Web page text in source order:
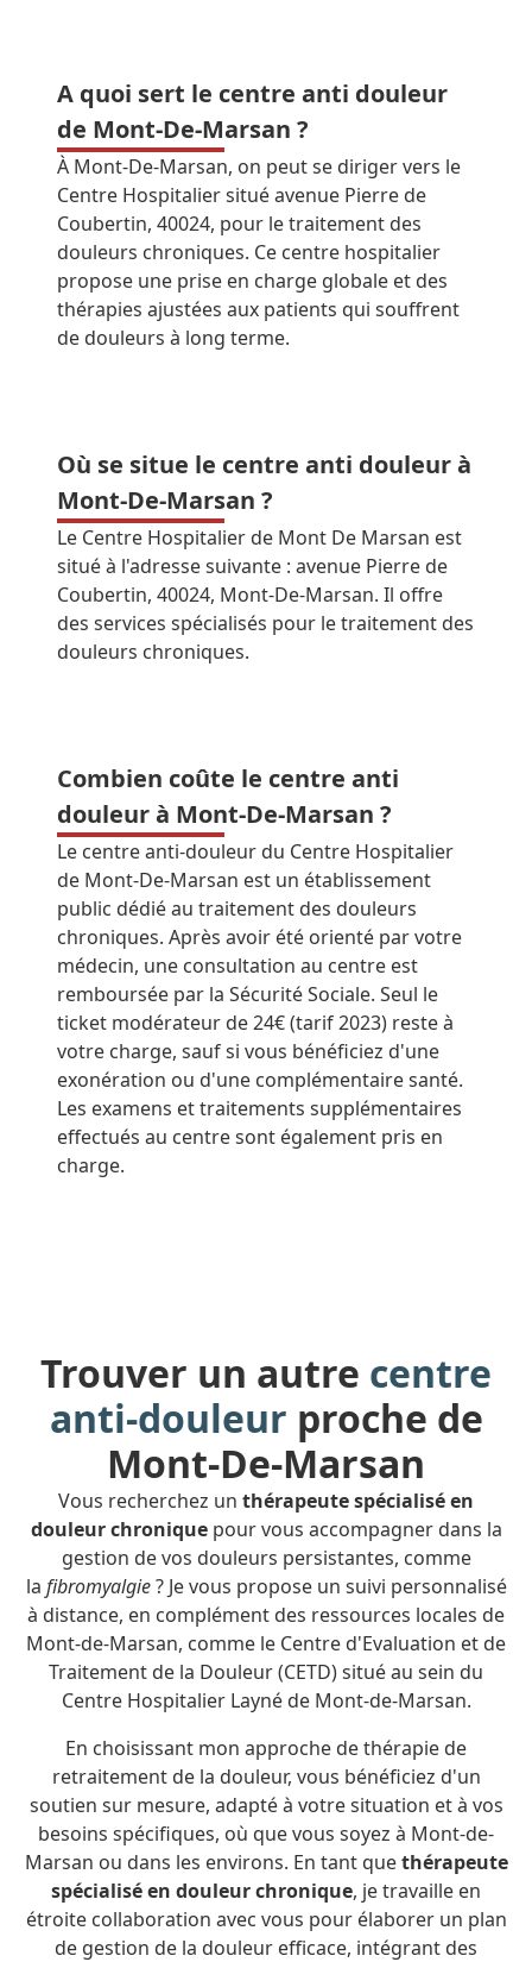
A quoi sert le centre anti douleur
de Mont-De-Marsan ?
À Mont-De-Marsan, on peut se diriger vers le
Centre Hospitalier situé avenue Pierre de
Coubertin, 40024, pour le traitement des
douleurs chroniques. Ce centre hospitalier
propose une prise en charge globale et des
thérapies ajustées aux patients qui souffrent
de douleurs à long terme.
Où se situe le centre anti douleur à
Mont-De-Marsan ?
Le Centre Hospitalier de Mont De Marsan est
situé à l'adresse suivante : avenue Pierre de
Coubertin, 40024, Mont-De-Marsan. Il offre
des services spécialisés pour le traitement des
douleurs chroniques.
Combien coûte le centre anti
douleur à Mont-De-Marsan ?
Le centre anti-douleur du Centre Hospitalier
de Mont-De-Marsan est un établissement
public dédié au traitement des douleurs
chroniques. Après avoir été orienté par votre
médecin, une consultation au centre est
remboursée par la Sécurité Sociale. Seul le
ticket modérateur de 24€ (tarif 2023) reste à
votre charge, sauf si vous bénéficiez d'une
exonération ou d'une complémentaire santé.
Les examens et traitements supplémentaires
effectués au centre sont également pris en
charge.
Trouver un autre centre
anti-douleur proche de
Mont-De-Marsan
Vous recherchez un thérapeute spécialisé en
douleur chroniquepour vous accompagner dans la
gestion de vos douleurs persistantes, comme
la fibromyalgie? Je vous propose un suivi personnalisé
à distance, en complément des ressources locales de
Mont-de-Marsan, comme le Centre d'Evaluation et de
Traitement de la Douleur (CETD) situé au sein du
Centre Hospitalier Layné de Mont-de-Marsan.
En choisissant mon approche de thérapie de
retraitement de la douleur, vous bénéficiez d'un
soutien sur mesure, adapté à votre situation et à vos
besoins spécifiques, où que vous soyez à Mont-de-
Marsan ou dans les environs. En tant quethérapeute
spécialisé en douleur chronique, je travaille en
étroite collaboration avec vous pour élaborer un plan
de gestion de la douleur efficace, intégrant des